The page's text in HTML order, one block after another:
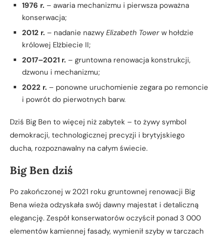
1976 r. – awaria mechanizmu i pierwsza poważna
konserwacja;
2012 r. – nadanie nazwy Elizabeth Tower w hołdzie
królowej Elżbiecie II;
2017–2021 r. – gruntowna renowacja konstrukcji,
dzwonu i mechanizmu;
2022 r. – ponowne uruchomienie zegara po remoncie
i powrót do pierwotnych barw.
Dziś Big Ben to więcej niż zabytek – to żywy symbol
demokracji, technologicznej precyzji i brytyjskiego
ducha, rozpoznawalny na całym świecie.
Big Ben dziś
Po zakończonej w 2021 roku gruntownej renowacji Big
Bena wieża odzyskała swój dawny majestat i detaliczną
elegancję. Zespół konserwatorów oczyścił ponad 3 000
elementów kamiennej fasady, wymienił szyby w tarczach